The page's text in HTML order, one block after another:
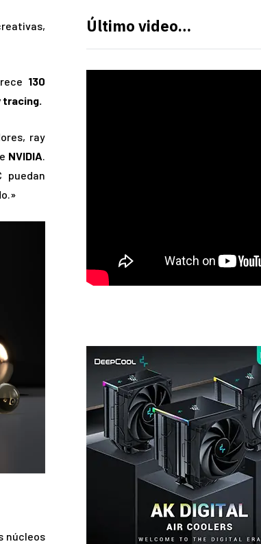
130
tracing.
ray
NVIDIA.
puedan
núcleos
Último video…